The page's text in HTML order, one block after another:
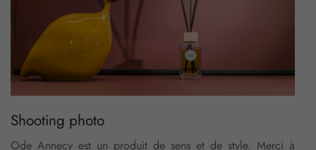
Shooting photo
Ode Annecy est un produit de sens et de style. Merci à